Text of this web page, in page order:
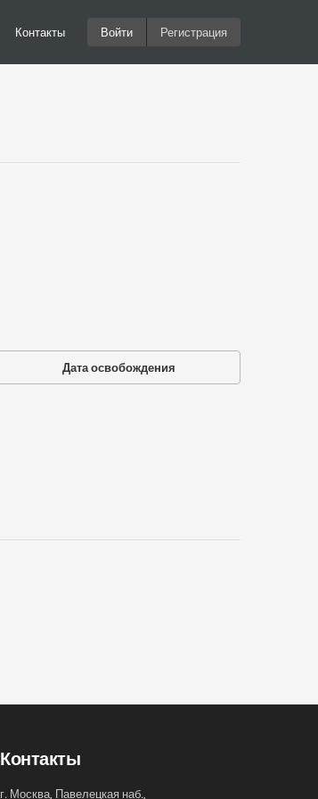
Контакты Войти Регистрация
Дата освобождения
Контакты
г. Москва, Павелецкая наб.,